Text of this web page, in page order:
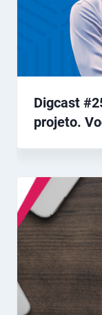
Digcast
projeto.